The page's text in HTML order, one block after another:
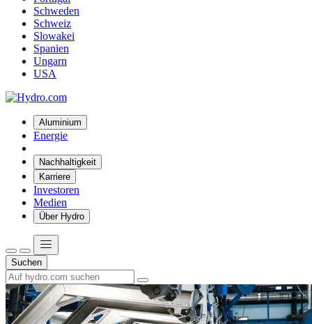
Schweden
Schweiz
Slowakei
Spanien
Ungarn
USA
Aluminium
Energie
Nachhaltigkeit
Karriere
Investoren
Medien
Über Hydro
Suchen